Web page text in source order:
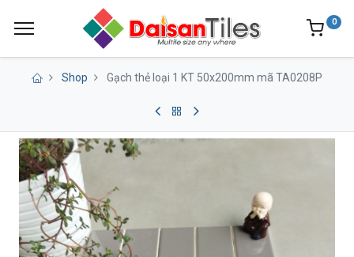
0
Shop Gạch thẻ loại 1 KT 50x200mm mã TA0208P